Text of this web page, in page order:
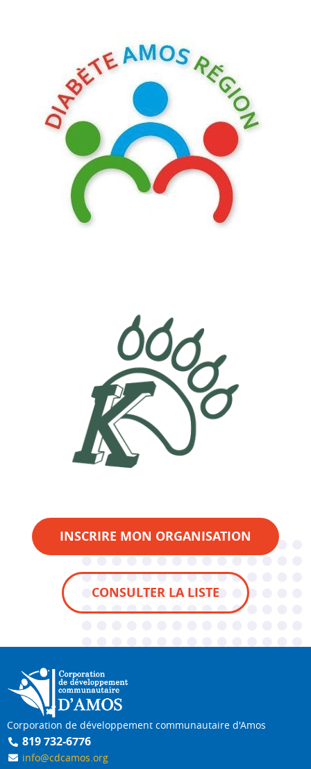
INSCRIRE MON ORGANISATION
CONSULTER LA LISTE
Corporation de développement communautaire d'Amos
819 732-6776
info@cdcamos.org